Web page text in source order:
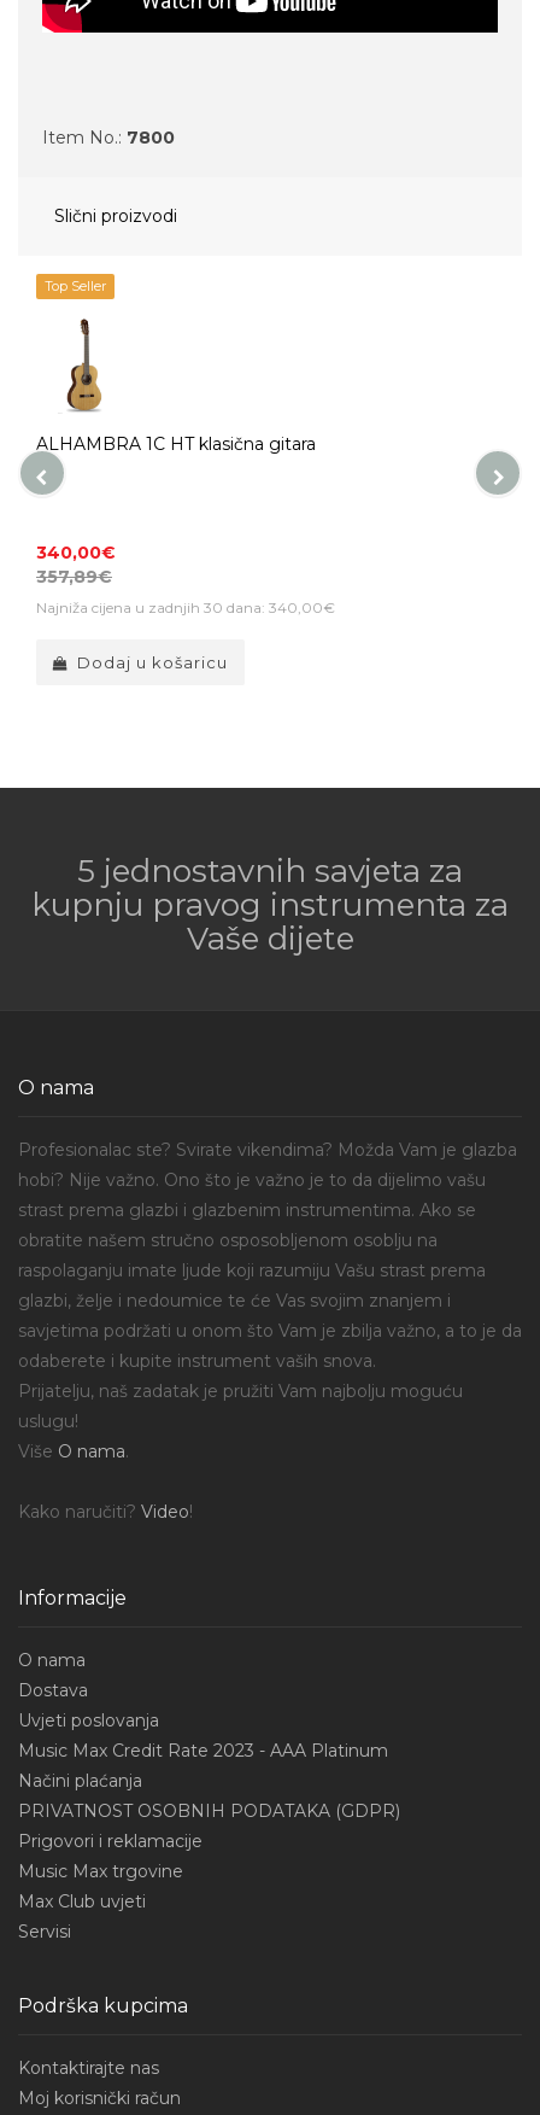
Item No.: 7800
Slični proizvodi
Top Seller
ALHAMBRA 1C HT klasična gitara
340,00€
357,89€
Najniža cijena u zadnjih 30 dana: 340,00€
Dodaj u košaricu
5 jednostavnih savjeta za
kupnju pravog instrumenta za
Vaše dijete
O nama
Profesionalac ste? Svirate vikendima? Možda Vam je glazba
hobi? Nije važno. Ono što je važno je to da dijelimo vašu
strast prema glazbi i glazbenim instrumentima. Ako se
obratite našem stručno osposobljenom osoblju na
raspolaganju imate ljude koji razumiju Vašu strast prema
glazbi, želje i nedoumice te će Vas svojim znanjem i
savjetima podržati u onom što Vam je zbilja važno, a to je da
odaberete i kupite instrument vaših snova.
Prijatelju, naš zadatak je pružiti Vam najbolju moguću
uslugu!
Više O nama.
Kako naručiti? Video!
Informacije
O nama
Dostava
Uvjeti poslovanja
Music Max Credit Rate 2023 - AAA Platinum
Načini plaćanja
PRIVATNOST OSOBNIH PODATAKA (GDPR)
Prigovori i reklamacije
Music Max trgovine
Max Club uvjeti
Servisi
Podrška kupcima
Kontaktirajte nas
Moj korisnički račun